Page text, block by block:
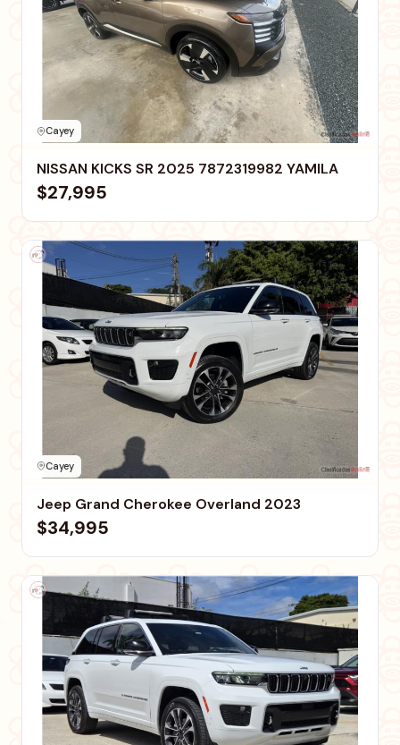
Cayey
NISSAN KICKS SR 2025 7872319982 YAMILA
$27,995
Cayey
Jeep Grand Cherokee Overland 2023
$34,995